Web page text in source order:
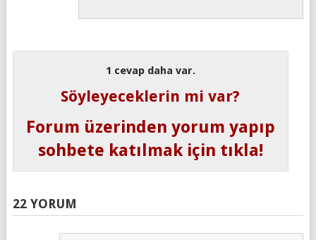
1 cevap daha var.
Söyleyeceklerin mi var?
Forum üzerinden yorum yapıp
sohbete katılmak için tıkla!
22 YORUM